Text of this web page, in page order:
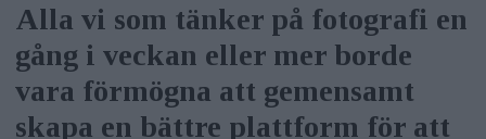
Alla vi som tänker på fotografi en
gång i veckan eller mer borde
vara förmögna att gemensamt
skapa en bättre plattform för att